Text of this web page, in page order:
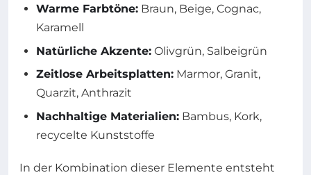
Warme Farbtöne: Braun, Beige, Cognac,
Karamell
Natürliche Akzente: Olivgrün, Salbeigrün
Zeitlose Arbeitsplatten: Marmor, Granit,
Quarzit, Anthrazit
Nachhaltige Materialien: Bambus, Kork,
recycelte Kunststoffe
In der Kombination dieser Elemente entsteht